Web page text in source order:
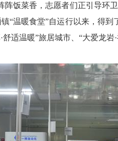
饭菜香，志愿者们正引导环
“温暖食堂”自运行以来，得
适温暖”旅居城市、“大爱龙岩